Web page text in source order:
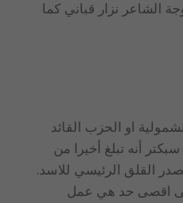
الشاعر نزار قباني كما
او الحزب القائد
أنه تبلغ أخيرا من
القلق الرئيسي للاسد.
الى اقصى حد هي عمل